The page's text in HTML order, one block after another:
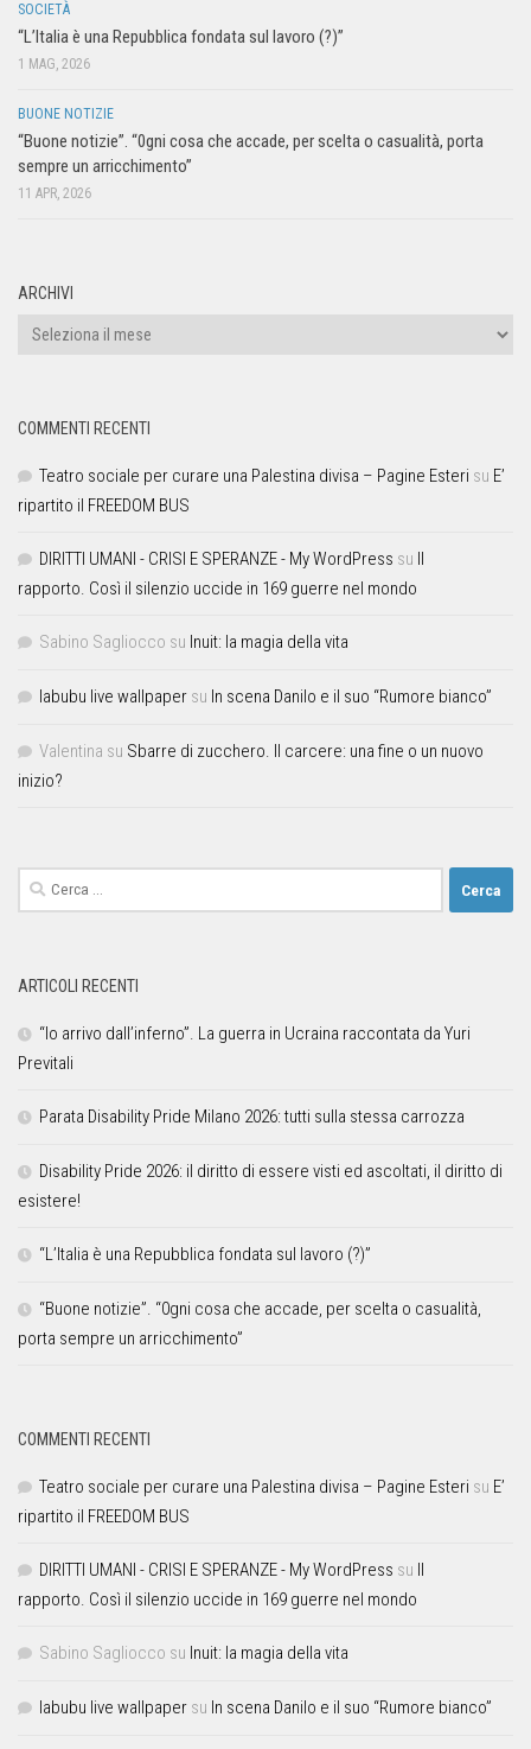
SOCIETÀ
“L’Italia è una Repubblica fondata sul lavoro (?)”
1 MAG, 2026
BUONE NOTIZIE
“Buone notizie”. “0gni cosa che accade, per scelta o casualità, porta
sempre un arricchimento”
11 APR, 2026
ARCHIVI
COMMENTI RECENTI
Teatro sociale per curare una Palestina divisa – Pagine Esteri su E’
ripartito il FREEDOM BUS
DIRITTI UMANI - CRISI E SPERANZE - My WordPress su Il
rapporto. Così il silenzio uccide in 169 guerre nel mondo
Sabino Sagliocco su Inuit: la magia della vita
labubu live wallpaper su In scena Danilo e il suo “Rumore bianco”
Valentina su Sbarre di zucchero. Il carcere: una fine o un nuovo
inizio?
ARTICOLI RECENTI
“Io arrivo dall’inferno”. La guerra in Ucraina raccontata da Yuri
Previtali
Parata Disability Pride Milano 2026: tutti sulla stessa carrozza
Disability Pride 2026: il diritto di essere visti ed ascoltati, il diritto di
esistere!
“L’Italia è una Repubblica fondata sul lavoro (?)”
“Buone notizie”. “0gni cosa che accade, per scelta o casualità,
porta sempre un arricchimento”
COMMENTI RECENTI
Teatro sociale per curare una Palestina divisa – Pagine Esteri su E’
ripartito il FREEDOM BUS
DIRITTI UMANI - CRISI E SPERANZE - My WordPress su Il
rapporto. Così il silenzio uccide in 169 guerre nel mondo
Sabino Sagliocco su Inuit: la magia della vita
labubu live wallpaper su In scena Danilo e il suo “Rumore bianco”